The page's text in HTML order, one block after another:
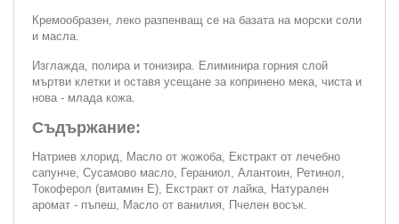
Кремообразен, леко разпенващ се на базата на морски соли
и масла.
Изглажда, полира и тонизира. Елиминира горния слой
мъртви клетки и оставя усещане за копринено мека, чиста и
нова - млада кожа.
Съдържание:
Натриев хлорид, Масло от жожоба, Екстракт от лечебно
сапунче, Сусамово масло, Гераниол, Алантоин, Ретинол,
Токоферол (витамин Е), Екстракт от лайка, Натурален
аромат - пъпеш, Масло от ванилия, Пчелен восък.